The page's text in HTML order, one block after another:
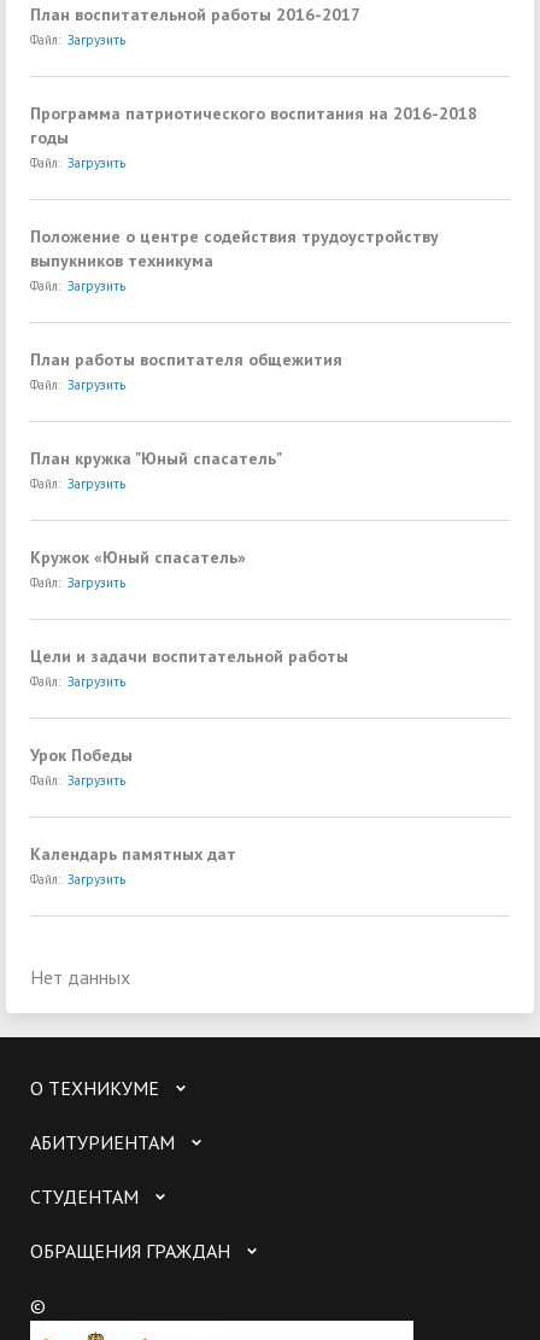
План воспитательной работы 2016-2017
Файл: Загрузить
Программа патриотического воспитания на 2016-2018
годы
Файл: Загрузить
Положение о центре содействия трудоустройству
выпукников техникума
Файл: Загрузить
План работы воспитателя общежития
Файл: Загрузить
План кружка "Юный спасатель"
Файл: Загрузить
Кружок «Юный спасатель»
Файл: Загрузить
Цели и задачи воспитательной работы
Файл: Загрузить
Урок Победы
Файл: Загрузить
Календарь памятных дат
Файл: Загрузить
Нет данных
О ТЕХНИКУМЕ
АБИТУРИЕНТАМ
СТУДЕНТАМ
ОБРАЩЕНИЯ ГРАЖДАН
©